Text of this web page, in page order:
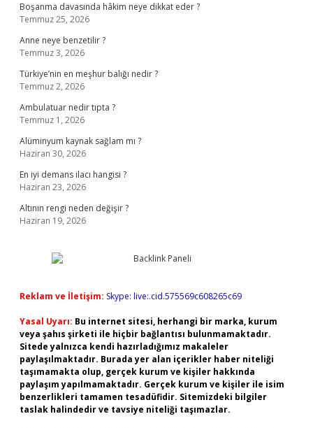
Boşanma davasında hâkim neye dikkat eder ?
Temmuz 25, 2026
Anne neye benzetilir ?
Temmuz 3, 2026
Türkiye’nin en meşhur balığı nedir ?
Temmuz 2, 2026
Ambulatuar nedir tıpta ?
Temmuz 1, 2026
Alüminyum kaynak sağlam mı ?
Haziran 30, 2026
En iyi demans ilacı hangisi ?
Haziran 23, 2026
Altının rengi neden değişir ?
Haziran 19, 2026
Reklam ve İletişim: Skype: live:.cid.575569c608265c69
Yasal Uyarı: Bu internet sitesi, herhangi bir marka, kurum
veya şahıs şirketi ile hiçbir bağlantısı bulunmamaktadır.
Sitede yalnızca kendi hazırladığımız makaleler
paylaşılmaktadır. Burada yer alan içerikler haber niteliği
taşımamakta olup, gerçek kurum ve kişiler hakkında
paylaşım yapılmamaktadır. Gerçek kurum ve kişiler ile isim
benzerlikleri tamamen tesadüfidir. Sitemizdeki bilgiler
taslak halindedir ve tavsiye niteliği taşımazlar.